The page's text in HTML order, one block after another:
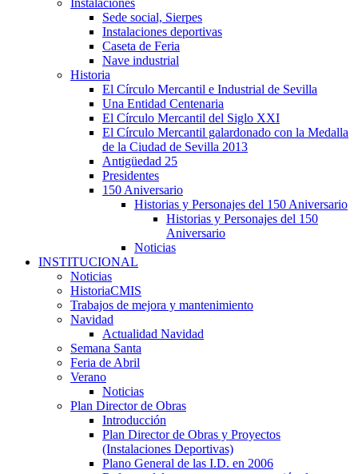
Instalaciones
Sede social, Sierpes
Instalaciones deportivas
Caseta de Feria
Nave industrial
Historia
El Círculo Mercantil e Industrial de Sevilla
Una Entidad Centenaria
El Círculo Mercantil del Siglo XXI
El Círculo Mercantil galardonado con la Medalla
de la Ciudad de Sevilla 2013
Antigüedad 25
Presidentes
150 Aniversario
Historias y Personajes del 150 Aniversario
Historias y Personajes del 150
Aniversario
Noticias
INSTITUCIONAL
Noticias
HistoriaCMIS
Trabajos de mejora y mantenimiento
Navidad
Actualidad Navidad
Semana Santa
Feria de Abril
Verano
Noticias
Plan Director de Obras
Introducción
Plan Director de Obras y Proyectos
(Instalaciones Deportivas)
Plano General de las I.D. en 2006